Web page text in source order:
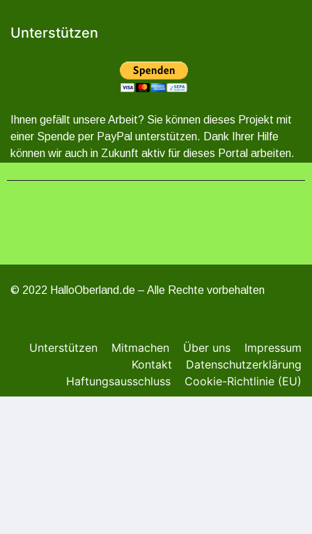
Unterstützen
Ihnen gefällt unsere Arbeit? Sie können dieses Projekt mit
einer Spende per PayPal unterstützen. Dank Ihrer Hilfe
können wir auch in Zukunft aktiv für dieses Portal arbeiten.
© 2022 HalloOberland.de – Alle Rechte vorbehalten
Unterstützen Mitmachen Über uns
Impressum
Kontakt
Datenschutzerklärung
Haftungsausschluss
Cookie-Richtlinie (EU)